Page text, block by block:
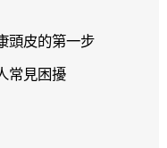
頭皮的第一步
常見困擾